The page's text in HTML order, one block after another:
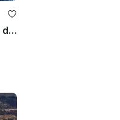
Aluguel de catamarã Fountaine Pajot de 52 pés em Cannes para 25 convidados